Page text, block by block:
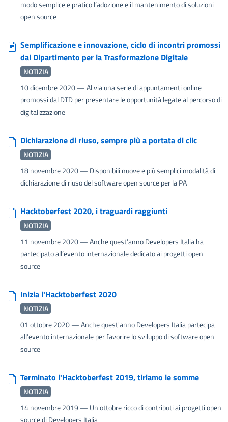
modo semplice e pratico l’adozione e il mantenimento di soluzioni
open source
Semplificazione e innovazione, ciclo di incontri promossi
dal Dipartimento per la Trasformazione Digitale
NOTIZIA
10 dicembre 2020— Al via una serie di appuntamenti online
promossi dal DTD per presentare le opportunità legate al percorso di
digitalizzazione
Dichiarazione di riuso, sempre più a portata di clic
NOTIZIA
18 novembre 2020— Disponibili nuove e più semplici modalità di
dichiarazione di riuso del software open source per la PA
Hacktoberfest 2020, i traguardi raggiunti
NOTIZIA
11 novembre 2020— Anche quest’anno Developers Italia ha
partecipato all’evento internazionale dedicato ai progetti open
source
Inizia l'Hacktoberfest 2020
NOTIZIA
01 ottobre 2020— Anche quest'anno Developers Italia partecipa
all’evento internazionale per favorire lo sviluppo di software open
source
Terminato l'Hacktoberfest 2019, tiriamo le somme
NOTIZIA
14 novembre 2019 — Un ottobre ricco di contributi ai progetti open
source di Developers Italia